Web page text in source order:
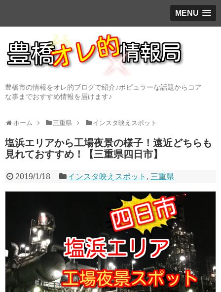
MENU
豊橋市の情報をオレ的ブログで紹介♪ポピュラーな話題からコア
な事までおすすめ情報を届けます♪
ホーム 三重県 インスタ映えスポット
塩浜エリアから工場夜景の様子！遠近どちらも
見れておすすめ！【三重県四日市】
2019/1/18 インスタ映えスポット , 三重県